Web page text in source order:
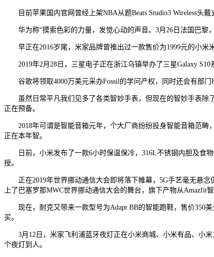
目前苹果国内官网曾经上架NBA从题Beats Studio3 Wireless头戴
华为称“摸索色彩的力量，发觉心动的声音。3月26日法国巴黎，
早正在2016岁尾，米家品牌曾推出过一款售价为1999元的小米
2019年2月28日，三星电子正在浙江乌镇举办了三星Galaxy S10
谷歌将领取4000万美元采办Fossil的学问产权，同时还会有部门
虽然日常平凡我们见多了各类智妙手表，但现在的智妙手表除
正在预备。
2018年可谓是智能音箱元年，个大厂商纷纷投身智能音箱范畴
正在本年智。
日前，小米发布了一款6小时保温保冷，316L不锈钢内胆及食物
授。
正在2019年世界挪动通信大会即将落下帷幕，5G手艺毫无悬念
上了巴塞罗那MWC世界挪动通信大会的舞台，旗下产物从Amazfit
现在，耐克又带来一款型号为Adapt BB的智能跑鞋，售价350美
买。
3月12日，米家飞利浦蓝牙夜灯正在小米商城、小米有品、小米
个夜灯到人。